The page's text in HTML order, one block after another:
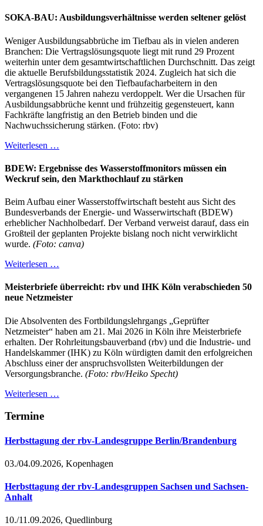
SOKA-BAU: Ausbildungsverhältnisse werden seltener gelöst
Weniger Ausbildungsabbrüche im Tiefbau als in vielen anderen
Branchen: Die Vertragslösungsquote liegt mit rund 29 Prozent
weiterhin unter dem gesamtwirtschaftlichen Durchschnitt. Das zeigt
die aktuelle Berufsbildungsstatistik 2024. Zugleich hat sich die
Vertragslösungsquote bei den Tiefbaufacharbeitern in den
vergangenen 15 Jahren nahezu verdoppelt. Wer die Ursachen für
Ausbildungsabbrüche kennt und frühzeitig gegensteuert, kann
Fachkräfte langfristig an den Betrieb binden und die
Nachwuchssicherung stärken. (Foto: rbv)
Weiterlesen …
BDEW: Ergebnisse des Wasserstoffmonitors müssen ein
Weckruf sein, den Markthochlauf zu stärken
Beim Aufbau einer Wasserstoffwirtschaft besteht aus Sicht des
Bundesverbands der Energie- und Wasserwirtschaft (BDEW)
erheblicher Nachholbedarf. Der Verband verweist darauf, dass ein
Großteil der geplanten Projekte bislang noch nicht verwirklicht
wurde. (Foto: canva)
Weiterlesen …
Meisterbriefe überreicht: rbv und IHK Köln verabschieden 50
neue Netzmeister
Die Absolventen des Fortbildungslehrgangs „Geprüfter
Netzmeister“ haben am 21. Mai 2026 in Köln ihre Meisterbriefe
erhalten. Der Rohrleitungsbauverband (rbv) und die Industrie- und
Handelskammer (IHK) zu Köln würdigten damit den erfolgreichen
Abschluss einer der anspruchsvollsten Weiterbildungen der
Versorgungsbranche. (Foto: rbv/Heiko Specht)
Weiterlesen …
Termine
Herbsttagung der rbv-Landesgruppe Berlin/Brandenburg
03./04.09.2026, Kopenhagen
Herbsttagung der rbv-Landesgruppen Sachsen und Sachsen-
Anhalt
10./11.09.2026, Quedlinburg